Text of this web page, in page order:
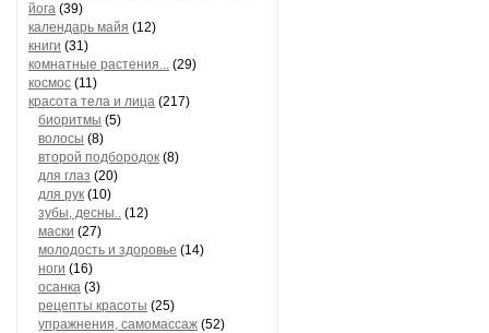
йога (39)
календарь майя (12)
книги (31)
комнатные растения... (29)
космос (11)
красота тела и лица (217)
биоритмы (5)
волосы (8)
второй подбородок (8)
для глаз (20)
для рук (10)
зубы, десны.. (12)
маски (27)
молодость и здоровье (14)
ноги (16)
осанка (3)
рецепты красоты (25)
упражнения, самомассаж (52)